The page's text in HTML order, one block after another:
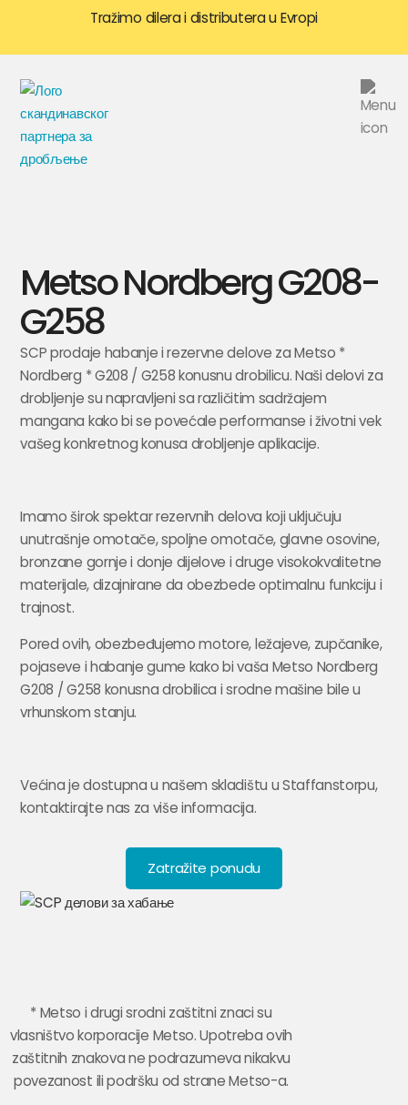
Tražimo dilera i distributera u Evropi
Metso Nordberg G208-
G258
SCP prodaje habanje i rezervne delove za Metso *
Nordberg * G208 / G258 konusnu drobilicu. Naši delovi za
drobljenje su napravljeni sa različitim sadržajem
mangana kako bi se povećale performanse i životni vek
vašeg konkretnog konusa drobljenje aplikacije.
Imamo širok spektar rezervnih delova koji uključuju
unutrašnje omotače, spoljne omotače, glavne osovine,
bronzane gornje i donje dijelove i druge visokokvalitetne
materijale, dizajnirane da obezbede optimalnu funkciju i
trajnost.
Pored ovih, obezbeđujemo motore, ležajeve, zupčanike,
pojaseve i habanje gume kako bi vaša Metso Nordberg
G208 / G258 konusna drobilica i srodne mašine bile u
vrhunskom stanju.
Većina je dostupna u našem skladištu u Staffanstorpu,
kontaktirajte nas za više informacija.
Zatražite ponudu
* Metso i drugi srodni zaštitni znaci su
vlasništvo korporacije Metso. Upotreba ovih
zaštitnih znakova ne podrazumeva nikakvu
povezanost ili podršku od strane Metso-a.